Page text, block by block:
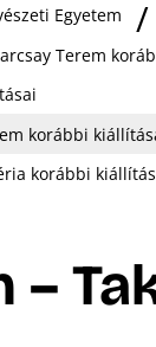
Egyetem
Terem
korábbi
korábbi
–